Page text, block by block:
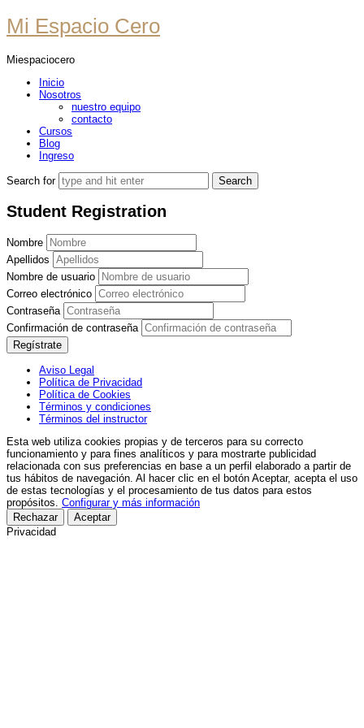
Mi
Espacio
Cero
Mi Espacio Cero
Miespaciocero
Inicio
Nosotros
nuestro equipo
contacto
Cursos
Blog
Ingreso
Search for
Student Registration
Nombre
Apellidos
Nombre de usuario
Correo electrónico
Contraseña
Confirmación de contraseña
Regístrate
Aviso Legal
Política de Privacidad
Política de Cookies
Términos y condiciones
Términos del instructor
Esta web utiliza cookies propias y de terceros para su correcto
funcionamiento y para fines analíticos y para mostrarte publicidad
relacionada con sus preferencias en base a un perfil elaborado a partir de
tus hábitos de navegación. Al hacer clic en el botón Aceptar, acepta el uso
de estas tecnologías y el procesamiento de tus datos para estos
propósitos. Configurar y más información
Rechazar
Aceptar
Privacidad